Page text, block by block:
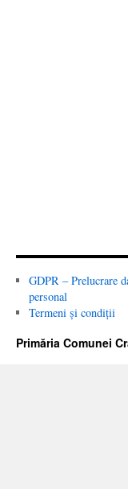
GDPR – Prelucrare
personal
Termeni și condiții
Primăria Comunei